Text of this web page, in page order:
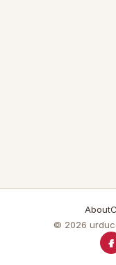
About
© 2026